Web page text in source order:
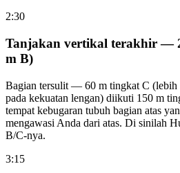
2:30
Tanjakan vertikal terakhir —
m B)
Bagian tersulit — 60 m tingkat C (lebih
pada kekuatan lengan) diikuti 150 m
tempat kebugaran tubuh bagian atas
mengawasi Anda dari atas. Di sinilah
B/C-nya.
3:15